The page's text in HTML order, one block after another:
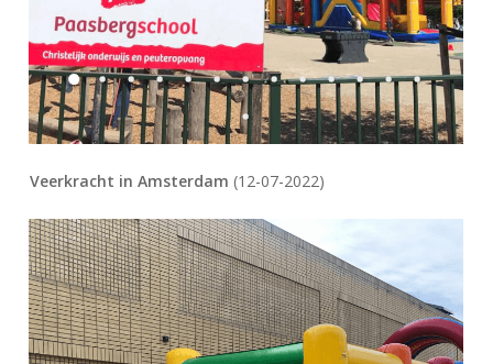
Veerkracht in Amsterdam (12-07-2022)